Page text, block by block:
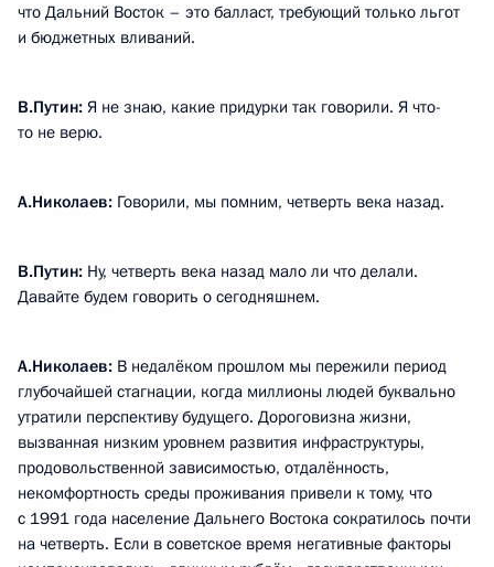
что Дальний Восток – это балласт, требующий только льгот
и бюджетных вливаний.
В.Путин: Я не знаю, какие придурки так говорили. Я что-
то не верю.
А.Николаев: Говорили, мы помним, четверть века назад.
В.Путин: Ну, четверть века назад мало ли что делали.
Давайте будем говорить о сегодняшнем.
А.Николаев: В недалёком прошлом мы пережили период
глубочайшей стагнации, когда миллионы людей буквально
утратили перспективу будущего. Дороговизна жизни,
вызванная низким уровнем развития инфраструктуры,
продовольственной зависимостью, отдалённость,
некомфортность среды проживания привели к тому, что
с 1991 года население Дальнего Востока сократилось почти
на четверть. Если в советское время негативные факторы